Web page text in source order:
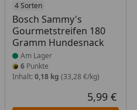
4 Sorten
Bosch Sammy's
Gourmetstreifen 180
Gramm Hundesnack
Produkt am Lager
Am Lager
6 Punkte
Inhalt: 0,18 kg (33,28 €/kg)
5,99 €